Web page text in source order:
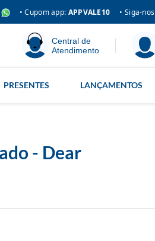
• Cupom app: APPVALE10 • Siga-nos
Central de
Atendimento
PRESENTES LANÇAMENTOS
- Dear